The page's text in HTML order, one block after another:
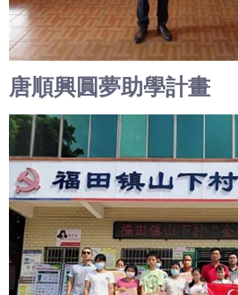
唐順興圓夢助學計畫